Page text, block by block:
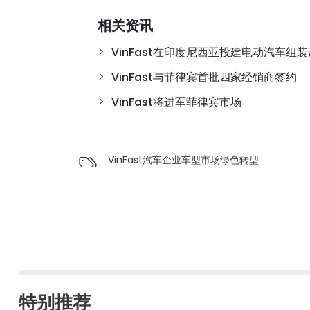
相关资讯
VinFast在印度尼西亚投建电动汽车组
VinFast与菲律宾首批四家经销商签约
VinFast将进军菲律宾市场
VinFast汽车企业车型市场绿色转型
特别推荐